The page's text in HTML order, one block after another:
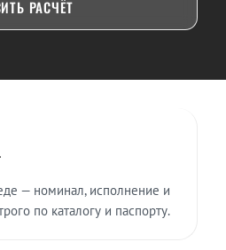
РАСЧЁТ
— номинал, исполнение и
по каталогу и паспорту.